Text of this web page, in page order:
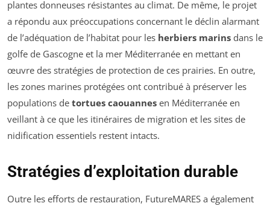
plantes donneuses résistantes au climat. De même, le projet
a répondu aux préoccupations concernant le déclin alarmant
de l’adéquation de l’habitat pour les herbiers marins dans le
golfe de Gascogne et la mer Méditerranée en mettant en
œuvre des stratégies de protection de ces prairies. En outre,
les zones marines protégées ont contribué à préserver les
populations de tortues caouannes en Méditerranée en
veillant à ce que les itinéraires de migration et les sites de
nidification essentiels restent intacts.
Stratégies d’exploitation durable
Outre les efforts de restauration, FutureMARES a également